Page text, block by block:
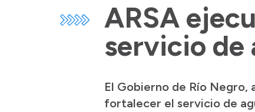
ARSA
servicio de
El Gobierno de Río Negro,
fortalecer el servicio de